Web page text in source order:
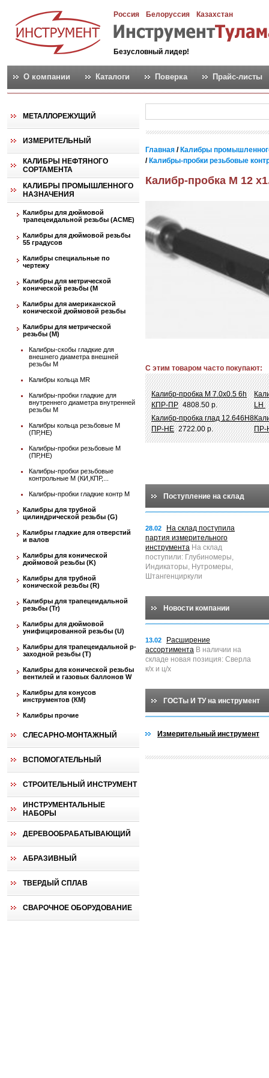
Россия Белоруссия Казахстан
Безусловный лидер!
О компании Каталоги Поверка Прайс-листы
МЕТАЛЛОРЕЖУЩИЙ
ИЗМЕРИТЕЛЬНЫЙ
КАЛИБРЫ НЕФТЯНОГО
СОРТАМЕНТА
КАЛИБРЫ ПРОМЫШЛЕННОГО
НАЗНАЧЕНИЯ
Калибры для дюймовой
трапецеидальной резьбы (АСМЕ)
Калибры для дюймовой резьбы
55 градусов
Калибры специальные по
чертежу
Калибры для метрической
конической резьбы (М
Калибры для американской
конической дюймовой резьбы
Калибры для метрической
резьбы (М)
Калибры-скобы гладкие для
внешнего диаметра внешней
резьбы М
Калибры кольца MR
Калибры-пробки гладкие для
внутреннего диаметра внутренней
резьбы М
Калибры кольца резьбовые М
(ПР,НЕ)
Калибры-пробки резьбовые М
(ПР,НЕ)
Калибры-пробки резьбовые
контрольные М (КИ,КПР,...
Калибры-пробки гладкие контр М
Калибры для трубной
цилиндрической резьбы (G)
Калибры гладкие для отверстий
и валов
Калибры для конической
дюймовой резьбы (K)
Калибры для трубной
конической резьбы (R)
Калибры для трапецеидальной
резьбы (Tr)
Калибры для дюймовой
унифицированной резьбы (U)
Калибры для трапецеидальной p-
заходной резьбы (T)
Калибры для конической резьбы
вентилей и газовых баллонов W
Калибры для конусов
инструментов (КМ)
Калибры прочие
СЛЕСАРНО-МОНТАЖНЫЙ
ВСПОМОГАТЕЛЬНЫЙ
СТРОИТЕЛЬНЫЙ ИНСТРУМЕНТ
ИНСТРУМЕНТАЛЬНЫЕ
НАБОРЫ
ДЕРЕВООБРАБАТЫВАЮЩИЙ
АБРАЗИВНЫЙ
ТВЕРДЫЙ СПЛАВ
СВАРОЧНОЕ ОБОРУДОВАНИЕ
Главная / Калибры
/ Калибры-пробки резьбовые
Калибр-пробка М 12
С этим товаром часто покупают:
Калибр-пробка М 7.0х0.5 6h
КПР-ПР 4808.50 р.
LH
Калибр-пробка глад 12.646Н8
ПР-НЕ 2722.00 р.
ПР-
Поступление на склад
28.02
На склад поступила
партия измерительного
инструмента На склад
поступили: Глубиномеры,
Индикаторы, Нутромеры,
Штангенциркули
Новости компании
13.02
Расширение
ассортимента В наличии на
складе новая позиция: Сверла
к/х и ц/х
ГОСТы И ТУ на инструмент
Измерительный инструмент